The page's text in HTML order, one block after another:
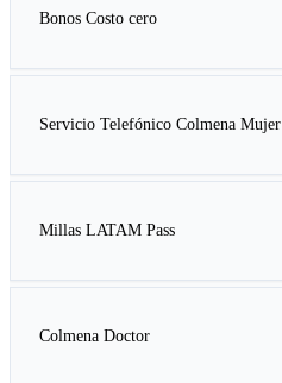
Bonos Costo cero
Servicio Telefónico Colmena Mujer
Millas LATAM Pass
Colmena Doctor